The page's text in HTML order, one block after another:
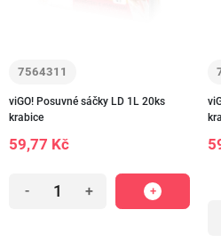
7564311
viGO! Posuvné sáčky LD 1L 20ks
krabice
59,77 Kč
- +